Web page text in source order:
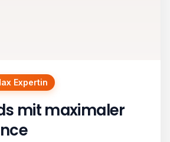
Expertin
mit maximaler